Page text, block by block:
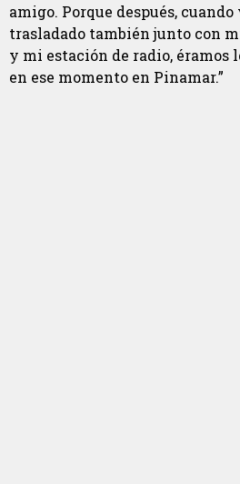
amigo. Porque después,
trasladado también junto con
y mi estación de radio, éramos
en ese momento en Pinamar.”